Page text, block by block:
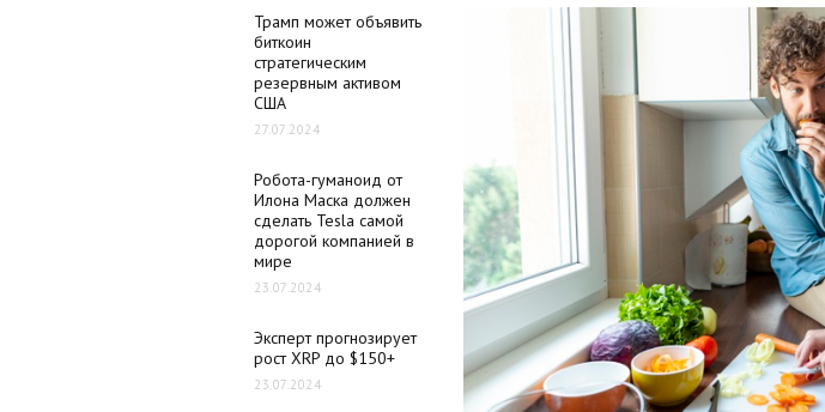
Трамп может объявить
биткоин
стратегическим
резервным активом
США
27.07.2024
Робота-гуманоид от
Илона Маска должен
сделать Tesla самой
дорогой компанией в
мире
23.07.2024
Эксперт прогнозирует
рост XRP до $150+
23.07.2024